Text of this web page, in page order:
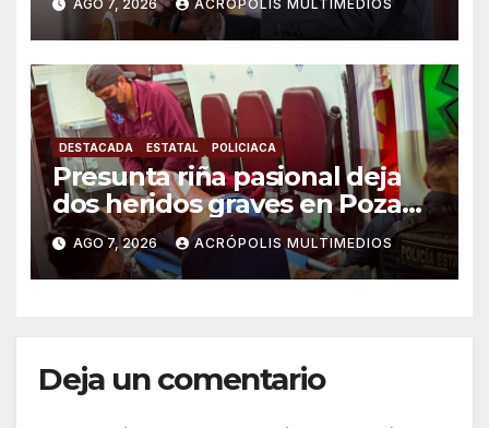
AGO 7, 2026 ACRÓPOLIS MULTIMEDIOS
DESTACADA ESTATAL POLICIACA
Presunta riña pasional deja
dos heridos graves en Poza
Rica
AGO 7, 2026 ACRÓPOLIS MULTIMEDIOS
Deja un comentario